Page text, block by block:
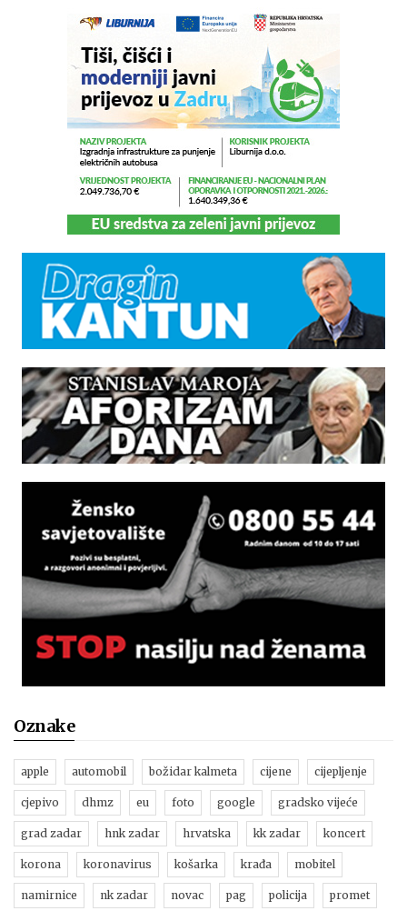
Oznake
apple automobil božidar kalmeta cijene cijepljenje
cjepivo dhmz eu foto google gradsko vijeće
grad zadar hnk zadar hrvatska kk zadar koncert
korona koronavirus košarka krađa mobitel
namirnice nk zadar novac pag policija promet